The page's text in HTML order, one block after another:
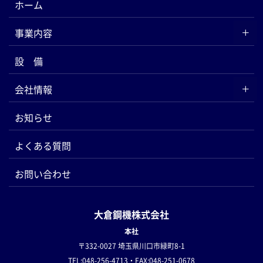
ホーム
事業内容
設 備
会社情報
お知らせ
よくある質問
お問い合わせ
大倉鋼機株式会社
本社
〒332-0027 埼玉県川口市緑町8-1
TEL:048-256-4713・FAX:048-251-0678